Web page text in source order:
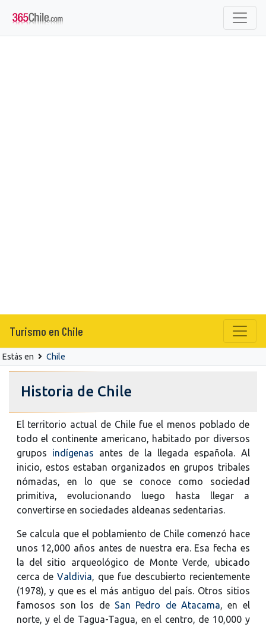
Turismo en Chile
Estás en Chile
Historia de Chile
El territorio actual de Chile fue el menos poblado de
todo el continente americano, habitado por diversos
grupos indígenas antes de la llegada española. Al
inicio, estos estaban organizados en grupos tribales
nómadas, en lo que se conoce como sociedad
primitiva, evolucionando luego hasta llegar a
convertirse en sociedades aldeanas sedentarias.
Se calcula que el poblamiento de Chile comenzó hace
unos 12,000 años antes de nuestra era. Esa fecha es
la del sitio arqueológico de Monte Verde, ubicado
cerca deValdivia, que fue descubierto recientemente
(1978), y que es el más antiguo del país. Otros sitios
famosos son los de San Pedro de Atacama, en el
norte, y el de Tagua-Tagua, en el centro, de 10,000 y